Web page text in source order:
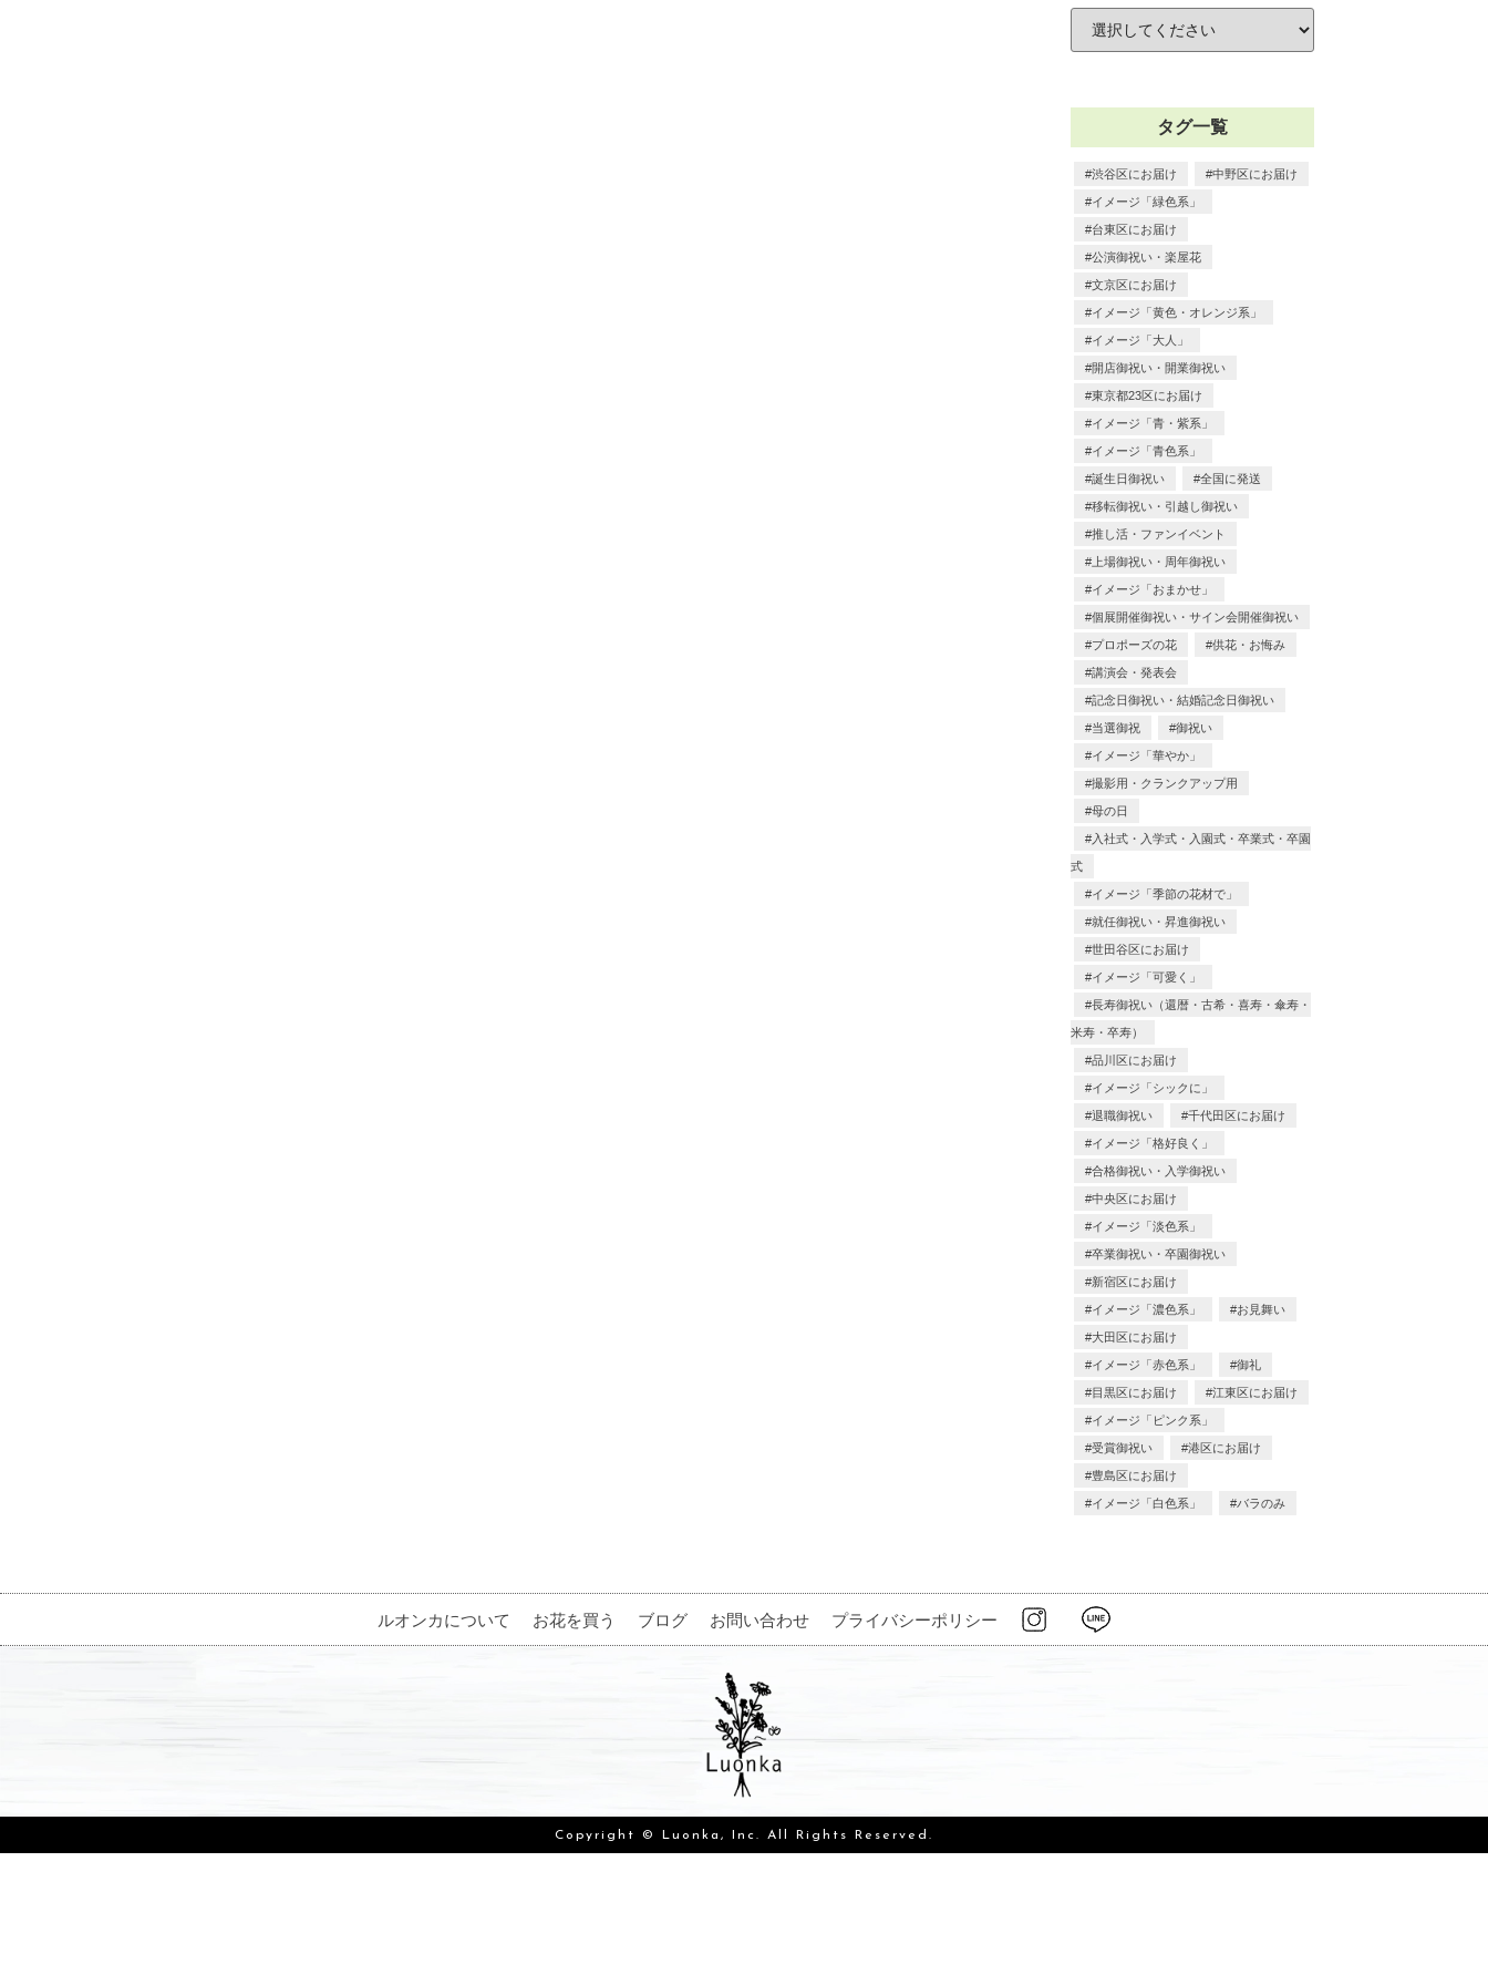
タグ一覧
渋谷区にお届け 中野区にお届け
イメージ「緑色系」
台東区にお届け
公演御祝い・楽屋花
文京区にお届け
イメージ「黄色・オレンジ系」
イメージ「大人」
開店御祝い・開業御祝い
東京都23区にお届け
イメージ「青・紫系」
イメージ「青色系」
誕生日御祝い 全国に発送
移転御祝い・引越し御祝い
推し活・ファンイベント
上場御祝い・周年御祝い
イメージ「おまかせ」
個展開催御祝い・サイン会開催御祝い
プロポーズの花 供花・お悔み
講演会・発表会
記念日御祝い・結婚記念日御祝い
当選御祝 御祝い
イメージ「華やか」
撮影用・クランクアップ用
母の日
入社式・入学式・入園式・卒業式・卒園
式
イメージ「季節の花材で」
就任御祝い・昇進御祝い
世田谷区にお届け
イメージ「可愛く」
長寿御祝い（還暦・古希・喜寿・傘寿・
米寿・卒寿）
品川区にお届け
イメージ「シックに」
退職御祝い 千代田区にお届け
イメージ「格好良く」
合格御祝い・入学御祝い
中央区にお届け
イメージ「淡色系」
卒業御祝い・卒園御祝い
新宿区にお届け
イメージ「濃色系」 お見舞い
大田区にお届け
イメージ「赤色系」 御礼
目黒区にお届け 江東区にお届け
イメージ「ピンク系」
受賞御祝い 港区にお届け
豊島区にお届け
イメージ「白色系」 バラのみ
ルオンカについて お花を買う ブログ お問い合わせ プライバシーポリシー
Copyright © Luonka, Inc. All Rights Reserved.